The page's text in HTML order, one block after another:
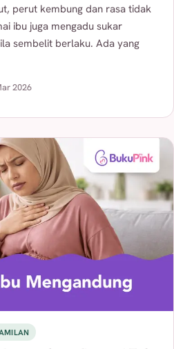
perut kembung dan rasa tidak
ibu juga mengadu sukar
sembelit berlaku. Ada yang
2026